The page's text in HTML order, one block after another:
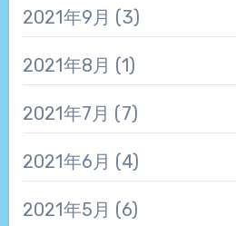
2021年9月 (3)
2021年8月 (1)
2021年7月 (7)
2021年6月 (4)
2021年5月 (6)